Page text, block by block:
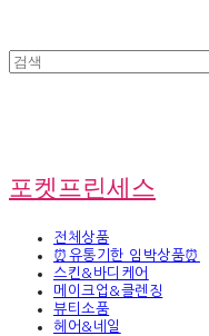
포켓프린세스
전체상품
⏰유통기한 임박상품⏰
스킨&바디케어
메이크업&클렌징
뷰티소품
헤어&네일